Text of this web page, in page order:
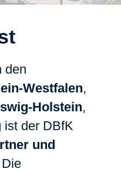
den
Westfalen,
Holstein,
ist der DBfK
und
Die